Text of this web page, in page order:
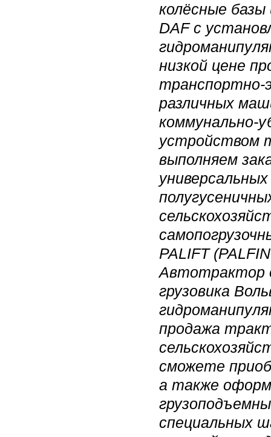
колёсные
DAF с
низкой цене
транспортно-
различных
коммунально-
устройством
выполняем
PALIFT
Автотрактор
грузовика
продажа
сможете
а также
специальных